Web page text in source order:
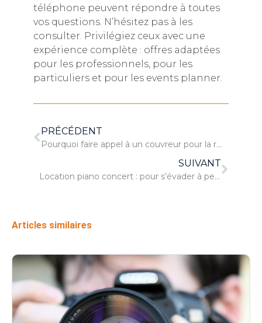
téléphone peuvent répondre à toutes
vos questions. N’hésitez pas à les
consulter. Privilégiez ceux avec une
expérience complète : offres adaptées
pour les professionnels, pour les
particuliers et pour les events planner.
PRÉCÉDENT
Pourquoi faire appel à un couvreur pour la rénovation du toit ?
SUIVANT
Location piano concert : pour s’évader à petits prix
Articles similaires